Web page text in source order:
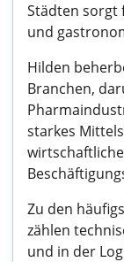
Städten sorgt
und
Hilden
Branchen,
starkes
Zu den
zählen
und in der